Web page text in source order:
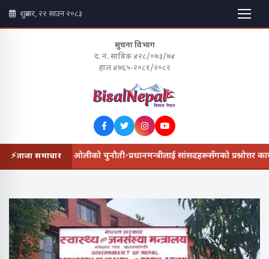
शुक्रबार, २२ साउन २०८३
सुचना विभाग
द. नं. साबिक ४२८/०७३/७४
हाल ४७६५-२०८१/२०८२
ताजा समाचार
सरकारलाई ओलीको चुनौती•प्रधानमन्त्रीलाई सांसदहरूसँगको प्रश्नोत्तर